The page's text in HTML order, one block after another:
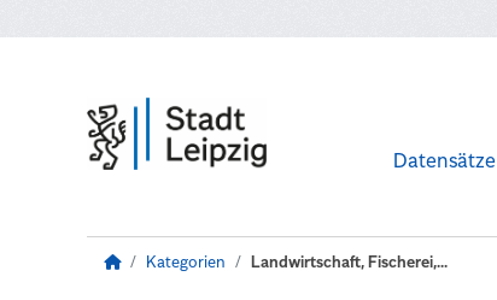
Datensätze
Kategorien Landwirtschaft, Fischerei,...